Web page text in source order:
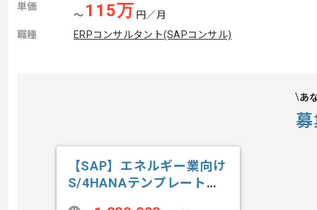
単価
〜 115万 円／月
職種
ERPコンサルタント(SAPコンサル)
あ
【SAP】エネルギー業向け
S/4HANAテンプレート導